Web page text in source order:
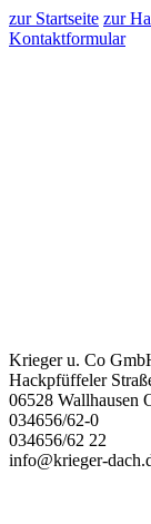
zur Startseite zur
Kontaktformular
Krieger u. Co
Hackpfüffeler
06528 Wallhausen
034656/62-0
034656/62 22
info@krieger-